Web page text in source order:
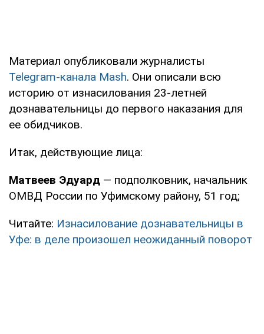
Материал опубликовали журналисты
Telegram-канала Mash. Они описали всю
историю от изнасилования 23-летней
дознавательницы до первого наказания для
ее обидчиков.
Итак, действующие лица:
Матвеев Эдуард — подполковник, начальник
ОМВД России по Уфимскому району, 51 год;
Читайте: Изнасилование дознавательницы в
Уфе: в деле произошел неожиданный поворот